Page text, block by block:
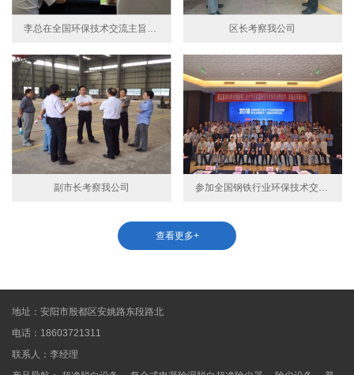
李总在全国环保技术交流主旨演讲 区长考察我公司
副市长考察我公司 参加全国钢铁行业环保技术交流会
查看更多+
地址：安阳市殷都区安姚路东段路北
电话：18603721311
联系人：李经理